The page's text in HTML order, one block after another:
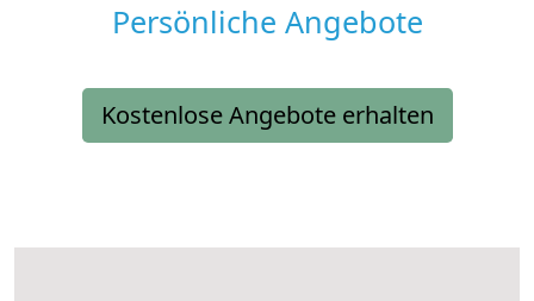
Persönliche Angebote
Kostenlose Angebote erhalten